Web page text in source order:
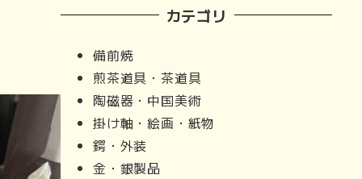
カテゴリ
備前焼
煎茶道具・茶道具
陶磁器・中国美術
掛け軸・絵画・紙物
鍔・外装
金・銀製品